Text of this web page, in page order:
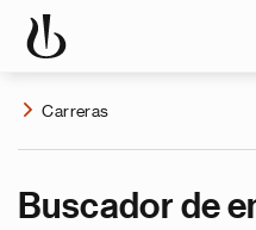
Carreras
Buscador de